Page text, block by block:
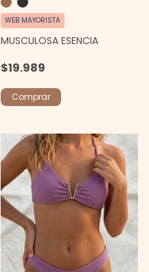
MUSCULOSA ESENCIA
$19.989
WEB MAYORISTA
Comprar